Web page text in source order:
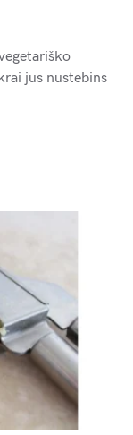
jus nustebins